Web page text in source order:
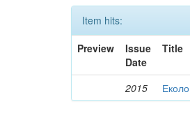
Item hits:
Preview
Issue
Date
Title
2015